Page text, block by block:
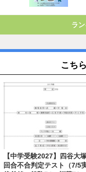
ラ
こち
【中学受験2027】四谷大
回合不合判定テスト（7/5